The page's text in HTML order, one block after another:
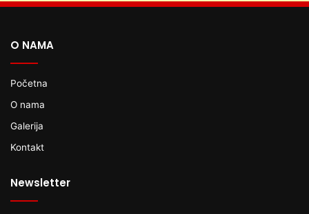
O NAMA
Početna
O nama
Galerija
Kontakt
Newsletter